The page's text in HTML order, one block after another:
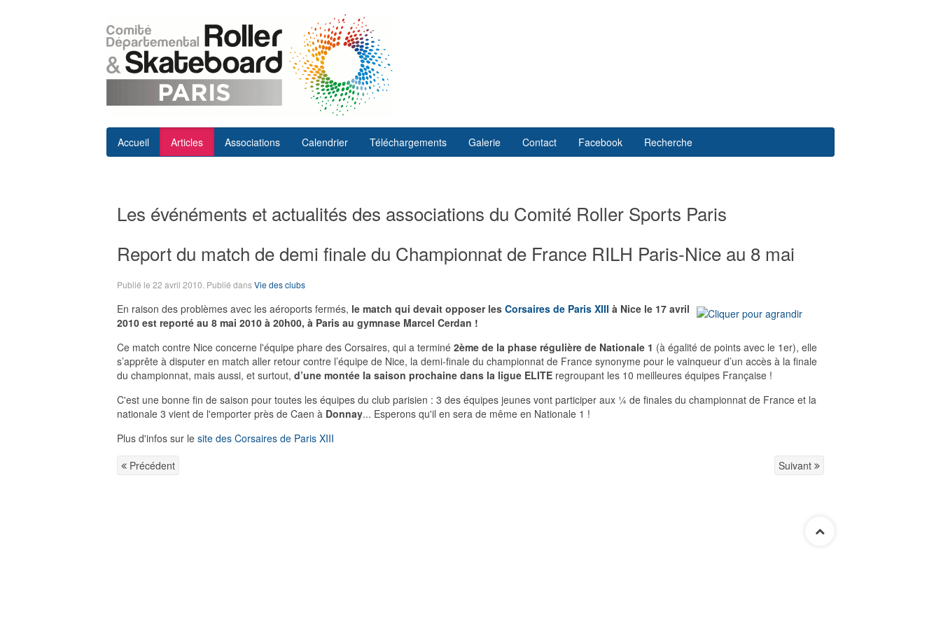
Accueil Articles Associations Calendrier Téléchargements Galerie Contact Facebook Recherche
Les événéments et actualités des associations du Comité Roller Sports Paris
Report du match de demi finale du Championnat de France RILH Paris-Nice au 8 mai
Publié le 22 avril 2010 . Publié dansVie des clubs
En raison des problèmes avec les aéroports fermés, le match qui devait opposer les Corsaires de Paris XIII à Nice le 17 avril
2010 est reporté au 8 mai 2010 à 20h00, à Paris au gymnase Marcel Cerdan !
Ce match contre Nice concerne l'équipe phare des Corsaires, qui a terminé 2ème de la phase régulière de Nationale 1 (à égalité de points avec le 1er), elle
s’apprête à disputer en match aller retour contre l’équipe de Nice, la demi-finale du championnat de France synonyme pour le vainqueur d’un accès à la finale
du championnat, mais aussi, et surtout, d’une montée la saison prochaine dans la ligue ELITE regroupant les 10 meilleures équipes Française !
C'est une bonne fin de saison pour toutes les équipes du club parisien : 3 des équipes jeunes vont participer aux ¼ de finales du championnat de France et la
nationale 3 vient de l'emporter près de Caen à Donnay... Esperons qu'il en sera de même en Nationale 1 !
Plus d'infos sur le site des Corsaires de Paris XIII
Précédent
Suivant